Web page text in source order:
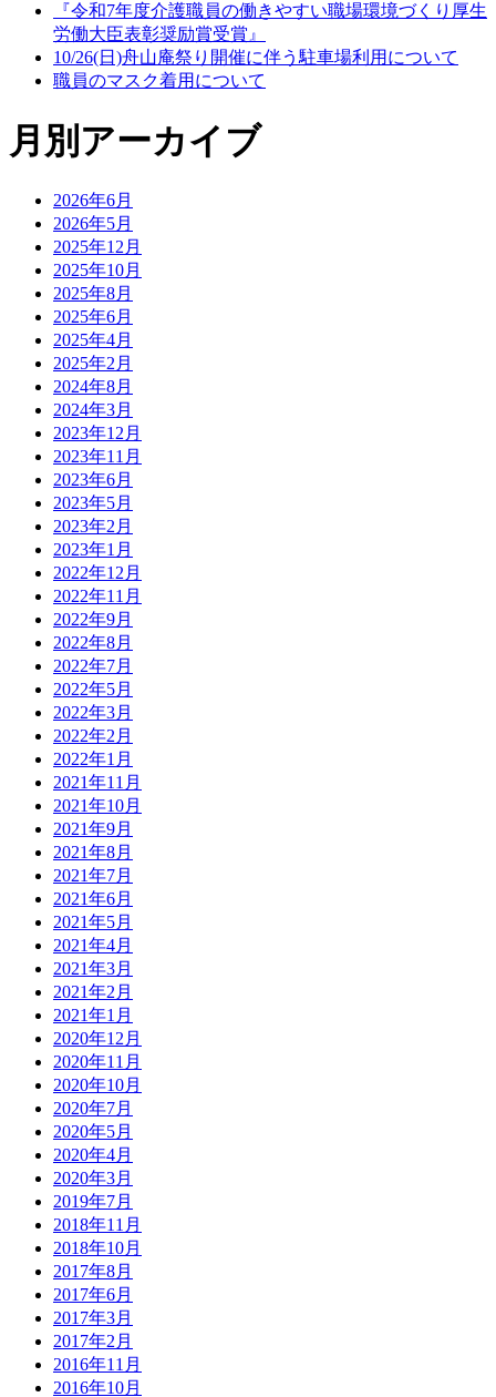
『令和7年度介護職員の働きやすい職場環境づくり厚生
労働大臣表彰奨励賞受賞』
10/26(日)舟山庵祭り開催に伴う駐車場利用について
職員のマスク着用について
月別アーカイブ
2026年6月
2026年5月
2025年12月
2025年10月
2025年8月
2025年6月
2025年4月
2025年2月
2024年8月
2024年3月
2023年12月
2023年11月
2023年6月
2023年5月
2023年2月
2023年1月
2022年12月
2022年11月
2022年9月
2022年8月
2022年7月
2022年5月
2022年3月
2022年2月
2022年1月
2021年11月
2021年10月
2021年9月
2021年8月
2021年7月
2021年6月
2021年5月
2021年4月
2021年3月
2021年2月
2021年1月
2020年12月
2020年11月
2020年10月
2020年7月
2020年5月
2020年4月
2020年3月
2019年7月
2018年11月
2018年10月
2017年8月
2017年6月
2017年3月
2017年2月
2016年11月
2016年10月